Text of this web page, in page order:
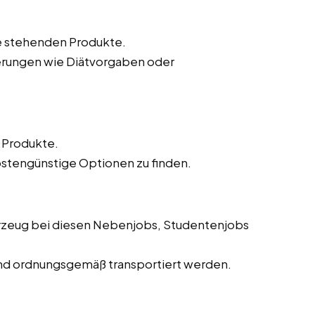
stehenden Produkte.
wie Diätvorgaben oder
Optionen zu finden.
bei diesen Nebenjobs, Studentenjobs
ordnungsgemäß transportiert werden.